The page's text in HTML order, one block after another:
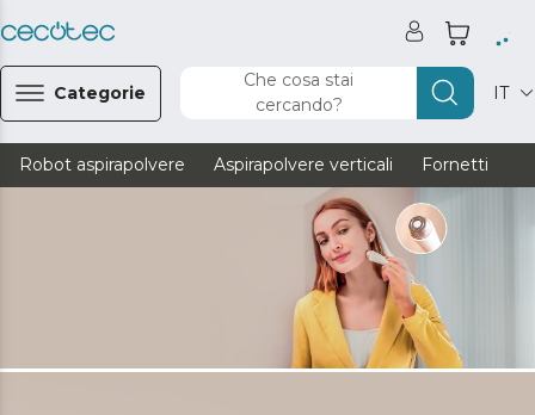
Categorie
Che cosa stai
cercando?
IT
Robot aspirapolvere Aspirapolvere verticali Fornetti